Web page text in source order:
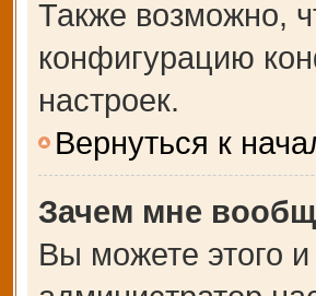
Также возможно,
конфигурацию
настроек.
Вернуться к
Зачем мне
Вы можете этого и